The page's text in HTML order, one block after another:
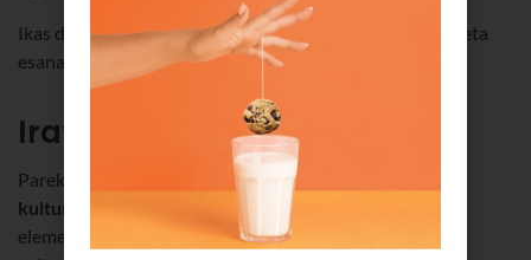
Ikas dezagun pixka batIrati izenari
eta haren jatorriari eta
esanahiari buruz.
Irati izenaren jatorria
Parekorik ez duen izena da Irati,
euskal jatorrikoa, gure
kulturaren barruan sortua
. Gainera, Euskadin ditugun
elementu natural ugariei (Iratiko basoa da haietako bat)